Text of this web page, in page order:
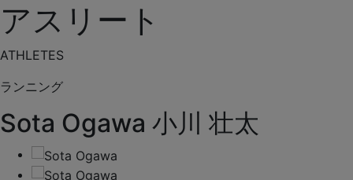
アスリート
ATHLETES
ランニング
Sota Ogawa 小川 壮太